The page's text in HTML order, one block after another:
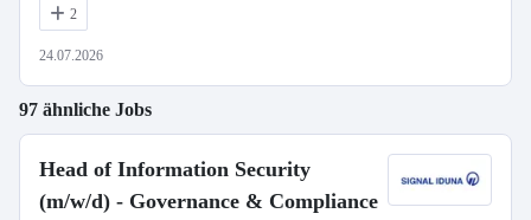
2
24.07.2026
97 ähnliche Jobs
Head of Information Security
(m/w/d) - Governance & Compliance